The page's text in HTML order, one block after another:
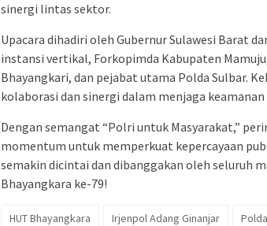
sinergi lintas sektor.
Upacara dihadiri oleh Gubernur Sulawesi Barat
instansi vertikal, Forkopimda Kabupaten
Bhayangkari, dan pejabat utama Polda Sulbar.
kolaborasi dan sinergi dalam menjaga
Dengan semangat “Polri untuk Masyarakat,”
momentum untuk memperkuat kepercayaan
semakin dicintai dan dibanggakan oleh seluruh
Bhayangkara ke-79!
HUT Bhayangkara Irjenpol Adang Ginanjar